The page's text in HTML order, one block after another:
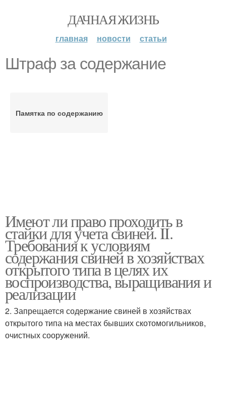
ДАЧНАЯ ЖИЗНЬ
главная новости статьи
Штраф за содержание
Памятка по содержанию
Имеют ли право проходить в
стайки для учета свиней. II.
Требования к условиям
содержания свиней в хозяйствах
открытого типа в целях их
воспроизводства, выращивания и
реализации
2. Запрещается содержание свиней в хозяйствах
открытого типа на местах бывших скотомогильников,
очистных сооружений.